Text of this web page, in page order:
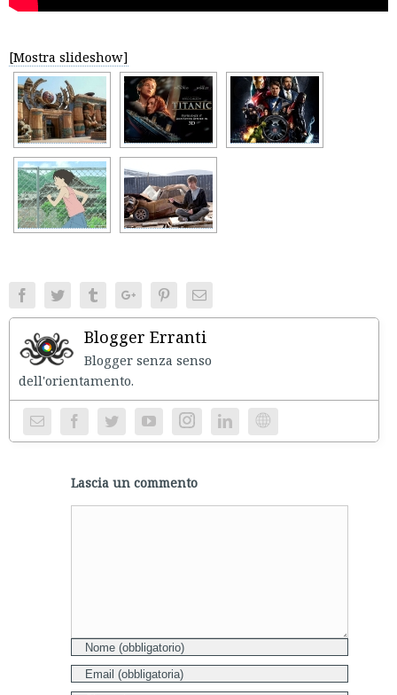
[Mostra slideshow]
FacebookTwitter TumblrGoogle+PinterestEmail
Blogger Erranti
Blogger senza senso
Instagram Website
Lascia un commento